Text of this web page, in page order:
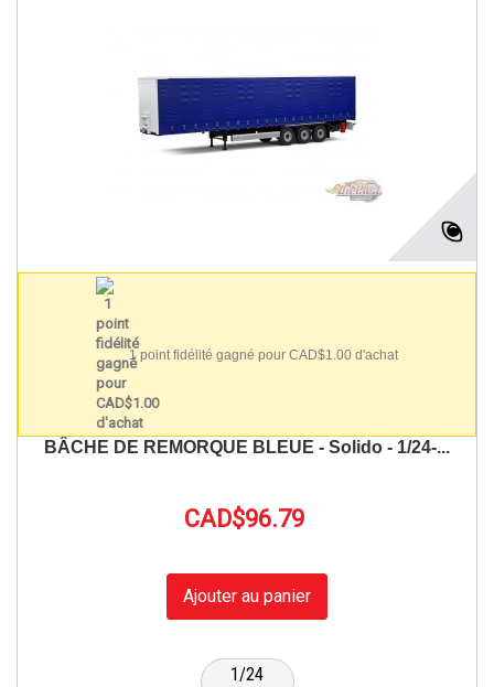
1 point fidélité gagné pour CAD$1.00 d'achat
BÂCHE DE REMORQUE BLEUE - Solido - 1/24-...
CAD$96.79
Ajouter au panier
1/24